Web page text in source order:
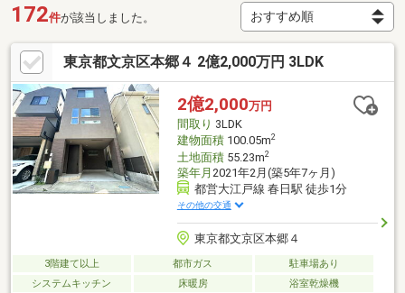
172件が該当しました。
東京都文京区本郷４ 2億2,000万円 3LDK
2億2,000万円
間取り 3LDK
建物面積100.05m2
土地面積55.23m2
築年月 2021年2月(築5年7ヶ月)
都営大江戸線 春日駅 徒歩1分
その他の交通
東京都文京区本郷４
3階建て以上 都市ガス
駐車場あり
システムキッチン
床暖房 浴室乾燥機